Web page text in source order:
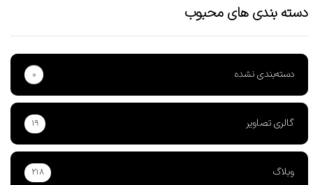
دسته بندی های محبوب
دسته‌بندی نشده
گالری تصاویر ۱۹
وبلاگ ۲۱۸